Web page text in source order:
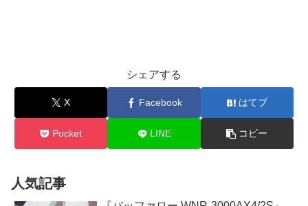
シェアする
X Facebook はてブ
Pocket LINE コピー
人気記事